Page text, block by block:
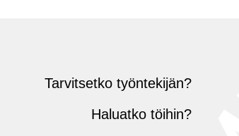
Tarvitsetko työntekijän?
Haluatko töihin?